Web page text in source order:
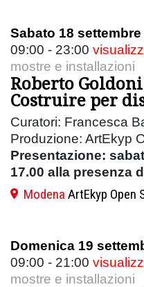
Sabato 18 settembre
09:00 - 23:00
mostre e installazioni
Roberto Goldoni
Costruire per
Curatori: Francesca
Produzione: ArtEkyp
Presentazione:
17.00 alla presenza
Modena ArtEkyp Open
Domenica 19
09:00 - 21:00
mostre e installazioni